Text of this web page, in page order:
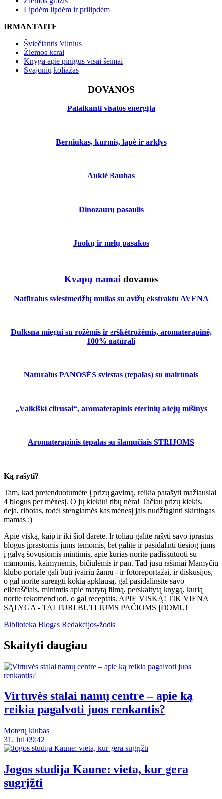
Lipdėm lipdėm ir prilipdėm
IRMANTAITE
Šviečiantis Vilnius
Žiemos kerai
Knyga apie pinigus visai šeimai
Svajonių koliažas
DOVANOS
Palaikanti visatos energija
Berniukas, kurmis, lapė ir arklys
Auklė Baubas
Dinozaurų pasaulis
Juokų ir melų pasakos
Kvapų namai dovanos
Natūralus sviestmedžių muilas su avižų ekstraktu AVENA
Dulksna miegui su rožėmis ir erškėtrožėmis, aromaterapinė,
100% natūrali
Natūralus PANOSĖS sviestas (tepalas) su mairūnais
„Vaikiški citrusai“, aromaterapinis eterinių aliejų mišinys
Aromaterapinis tepalas su šlamučiais STRIJOMS
Ką rašyti?
Tam, kad pretenduotumėte į prizų gavimą, reikia parašyti mažiausiai
4 blogus per mėnesį. O jų kiekiui ribų nėra! Tačiau prizų kiekis,
deja, ribotas, todėl stengiamės kas mėnesį jais nudžiuginti skirtingas
mamas :)
Apie viską, kaip ir iki šiol darėte. Ir toliau galite rašyti savo įprastus
blogus įprastomis jums temomis, bet galite ir pasidalinti tiesiog jums
į galvą šovusiomis mintimis, apie kurias norite padiskutuoti su
mamomis, kaimynėmis, bičiulėmis ir pan. Tad jūsų rašiniai Mamyčių
klubo portale gali būti įvairių žanrų - ir fotoreportažai, ir diskusijos,
o gal norite surengti kokią apklausą, gal pasidalinsite savo
eilėraščiais, minimtis apie matytą filmą, perskaitytą knygą, kurią
norite rekomenduoti, o gal receptais. APIE VISKĄ! TIK VIENA
SĄLYGA - TAI TURI BŪTI JUMS PAČIOMS ĮDOMU!
Biblioteka Blogas Redakcijos-žodis
Skaityti daugiau
Virtuvės stalai namų centre – apie ką
reikia pagalvoti juos renkantis?
Moterų klubas
31. Jul 09:42
Jogos studija Kaune: vieta, kur gera
sugrįžti